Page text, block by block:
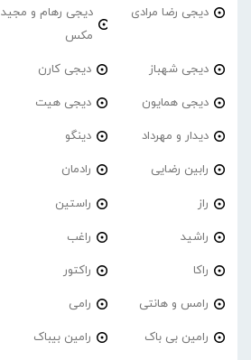
دیجی رضا مرادی
دیجی رهام و مجید
مکس
دیجی شهباز دیجی کارن
دیجی همایون دیجی هیت
دیدار و مهرداد دینگو
رابین رضایی رادمان
راز راستین
راشید راغب
راکا راکتور
رامس و هانتی رامی
رامین بی باک رامین بیباک